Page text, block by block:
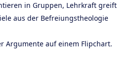
in Gruppen, Lehrkraft greift
aus der Befreiungstheologie
Argumente auf einem Flipchart.